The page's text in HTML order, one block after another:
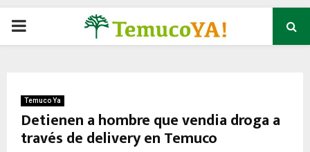
P
M
Temuco Ya
Detienen a hombre que vendia droga a
través de delivery en Temuco